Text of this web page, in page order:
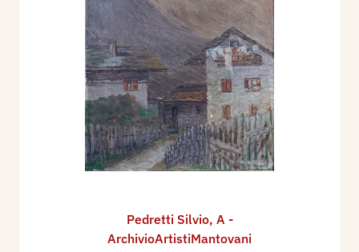
Pedretti Silvio, A -
ArchivioArtistiMantovani